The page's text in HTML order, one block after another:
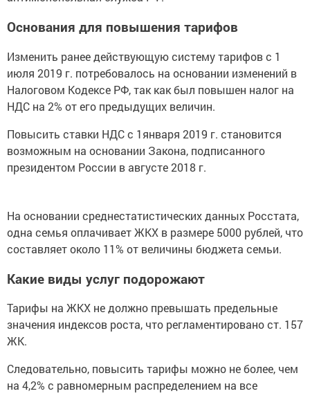
Основания для повышения тарифов
Изменить ранее действующую систему тарифов с 1
июля 2019 г. потребовалось на основании изменений в
Налоговом Кодексе РФ, так как был повышен налог на
НДС на 2% от его предыдущих величин.
Повысить ставки НДС с 1января 2019 г. становится
возможным на основании Закона, подписанного
президентом России в августе 2018 г.
На основании среднестатистических данных Росстата,
одна семья оплачивает ЖКХ в размере 5000 рублей, что
составляет около 11% от величины бюджета семьи.
Какие виды услуг подорожают
Тарифы на ЖКХ не должно превышать предельные
значения индексов роста, что регламентировано ст. 157
ЖК.
Следовательно, повысить тарифы можно не более, чем
на 4,2% с равномерным распределением на все